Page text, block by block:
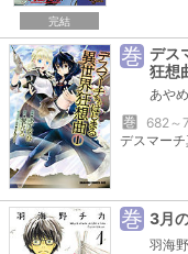
完結
巻 デス
狂想
あや
巻
682～
巻 3月
羽海